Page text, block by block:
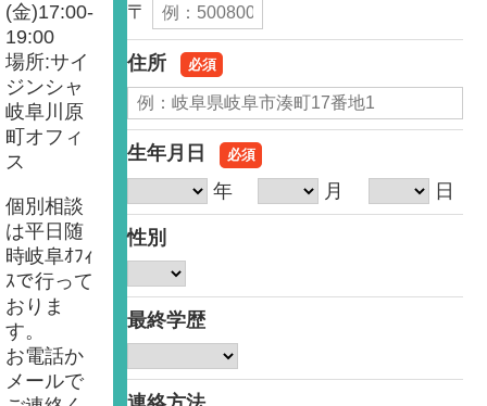
〒
住所 必須
生年月日 必須
年 月 日
性別
最終学歴
(金)17:00-
19:00
場所:サイ
ジンシャ
岐阜川原
町オフィ
ス
個別相談
は平日随
時岐阜ｵﾌｨ
ｽで行って
おりま
す。
お電話か
メールで